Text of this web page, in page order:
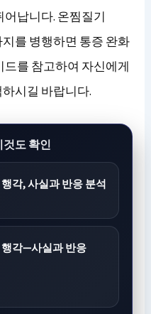
납니다. 온찜질기
를 병행하면 통증 완화
를 참고하여 자신에게
시길 바랍니다.
도 확인
각, 사실과 반응 분석
행각—사실과 반응